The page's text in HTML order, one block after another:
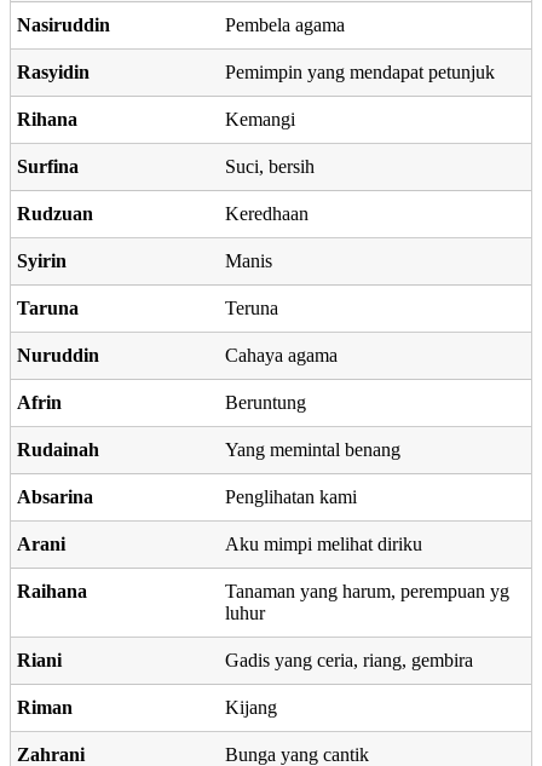
Nasiruddin Pembela agama
Rasyidin Pemimpin yang mendapat petunjuk
Rihana Kemangi
Surfina Suci, bersih
Rudzuan Keredhaan
Syirin Manis
Taruna Teruna
Nuruddin Cahaya agama
Afrin Beruntung
Rudainah Yang memintal benang
Absarina Penglihatan kami
Arani Aku mimpi melihat diriku
Raihana
Tanaman yang harum, perempuan yg
luhur
Riani Gadis yang ceria, riang, gembira
Riman Kijang
Zahrani Bunga yang cantik